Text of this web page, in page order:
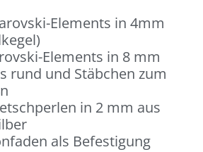
Elements in 4mm
Elements in 8 mm
rund und Stäbchen zum
in 2 mm aus
als Befestigung